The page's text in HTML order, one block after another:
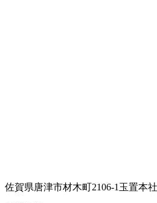
佐賀県唐津市材木町2106-1玉置本